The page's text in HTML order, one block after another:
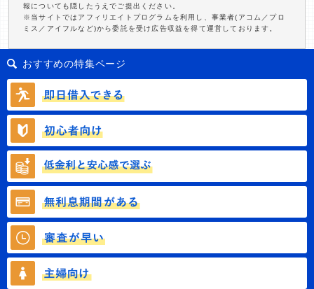
報についても隠したうえでご提出ください。
※当サイトではアフィリエイトプログラムを利用し、事業者(アコム／プロ
ミス／アイフルなど)から委託を受け広告収益を得て運営しております。
おすすめの特集ページ